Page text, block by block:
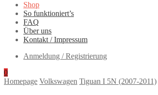
Shop
So funktioniert’s
FAQ
Über uns
Kontakt / Impressum
Anmeldung / Registrierung
0
Homepage Volkswagen Tiguan I 5N (2007-2011)